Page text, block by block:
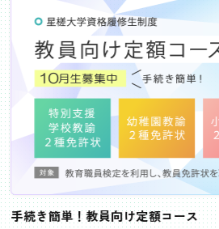
手続き簡単！教員向け定額コース